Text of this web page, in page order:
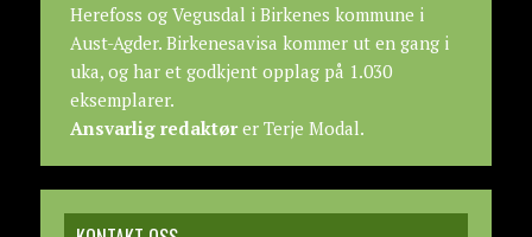
Herefoss og Vegusdal i Birkenes kommune i
Aust-Agder. Birkenesavisa kommer ut en gang i
uka, og har et godkjent opplag på 1.030
eksemplarer.
Ansvarlig redaktører Terje Modal.